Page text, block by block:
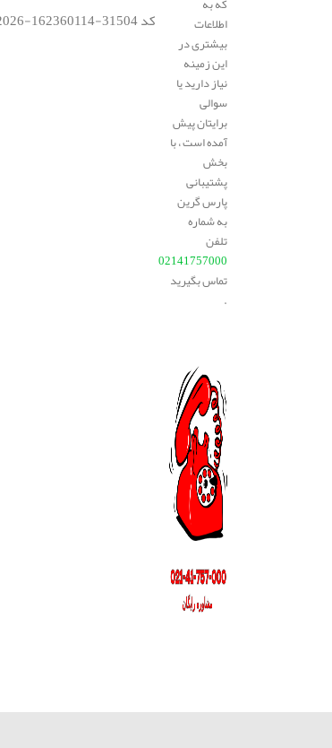
اطلاعات
بیشتری در
این زمینه
نیاز دارید یا
سوالی
برایتان پیش
آمده است ، با
بخش
پشتیبانی
پارس گرین
به شماره
تلفن
02141757000
تماس بگیرید
.
کد BSC : 192188373307362026-162360114-31504;